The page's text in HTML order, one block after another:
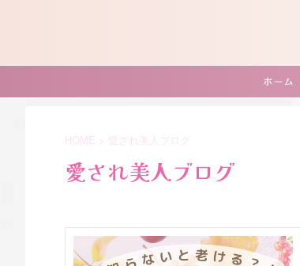
ホーム
HOME > 愛され美人ブログ
愛され美人ブログ